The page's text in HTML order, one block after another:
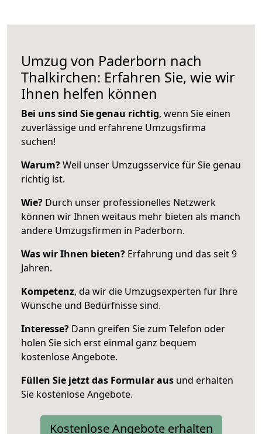
Umzug von Paderborn nach
Thalkirchen: Erfahren Sie, wie wir
Ihnen helfen können
Bei uns sind Sie genau richtig, wenn Sie einen
zuverlässige und erfahrene Umzugsfirma
suchen!
Warum?Weil unser Umzugsservice für Sie genau
richtig ist.
Wie? Durch unser professionelles Netzwerk
können wir Ihnen weitaus mehr bieten als manch
andere Umzugsfirmen in Paderborn.
Was wir Ihnen bieten? Erfahrung und das seit 9
Jahren.
Kompetenz, da wir die Umzugsexperten für Ihre
Wünsche und Bedürfnisse sind.
Interesse? Dann greifen Sie zum Telefon oder
holen Sie sich erst einmal ganz bequem
kostenlose Angebote.
Füllen Sie jetzt das Formular aus und erhalten
Sie kostenlose Angebote.
Kostenlose Angebote erhalten